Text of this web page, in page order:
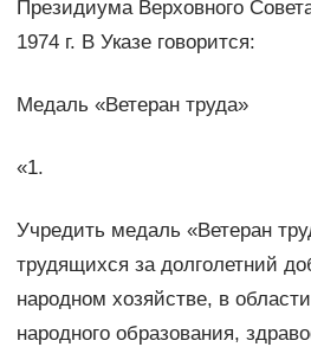
Президиума Верховного
1974 г. В Указе гово­рится:
Медаль «Ветеран труда»
«1.
Учредить медаль «Ветеран
трудящихся за долголетний
народном хозяйстве, в
народного образования,